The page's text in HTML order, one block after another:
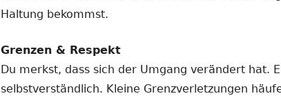
Haltung bekommst.
Grenzen & Respekt
Du merkst, dass sich der Umgang verändert hat.
selbstverständlich. Kleine Grenzverletzungen